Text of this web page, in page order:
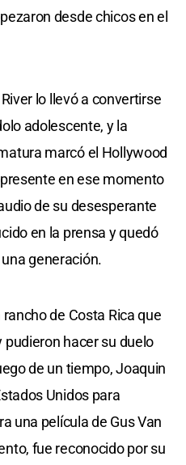
desde chicos en el
lo llevó a convertirse
adolescente, y la
marcó el Hollywood
en ese momento
de su desesperante
en la prensa y quedó
generación.
de Costa Rica que
pudieron hacer su duelo
de un tiempo, Joaquin
Unidos para
una película de Gus Van
fue reconocido por su